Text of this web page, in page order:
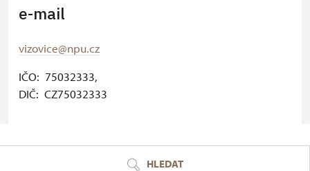
e-mail
vizovice@npu.cz
IČO: 75032333,
DIČ: CZ75032333
HLEDAT